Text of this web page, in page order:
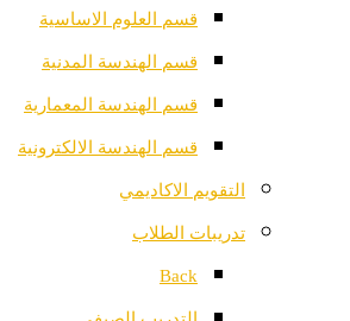
قسم العلوم الاساسية
قسم الهندسة المدنية
قسم الهندسة المعمارية
قسم الهندسة الالكترونية
التقويم الاكاديمي
تدريبات الطلاب
Back